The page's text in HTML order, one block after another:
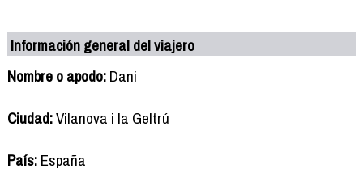
Información general del viajero
Nombre o apodo:Dani
Ciudad:Vilanova i la Geltrú
País:España